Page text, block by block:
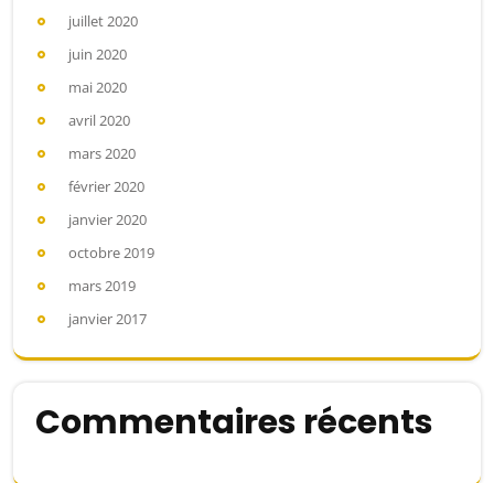
juillet 2020
juin 2020
mai 2020
avril 2020
mars 2020
février 2020
janvier 2020
octobre 2019
mars 2019
janvier 2017
Commentaires récents